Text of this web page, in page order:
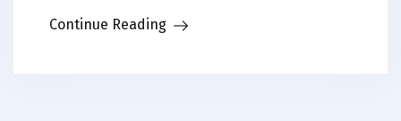
Continue Reading